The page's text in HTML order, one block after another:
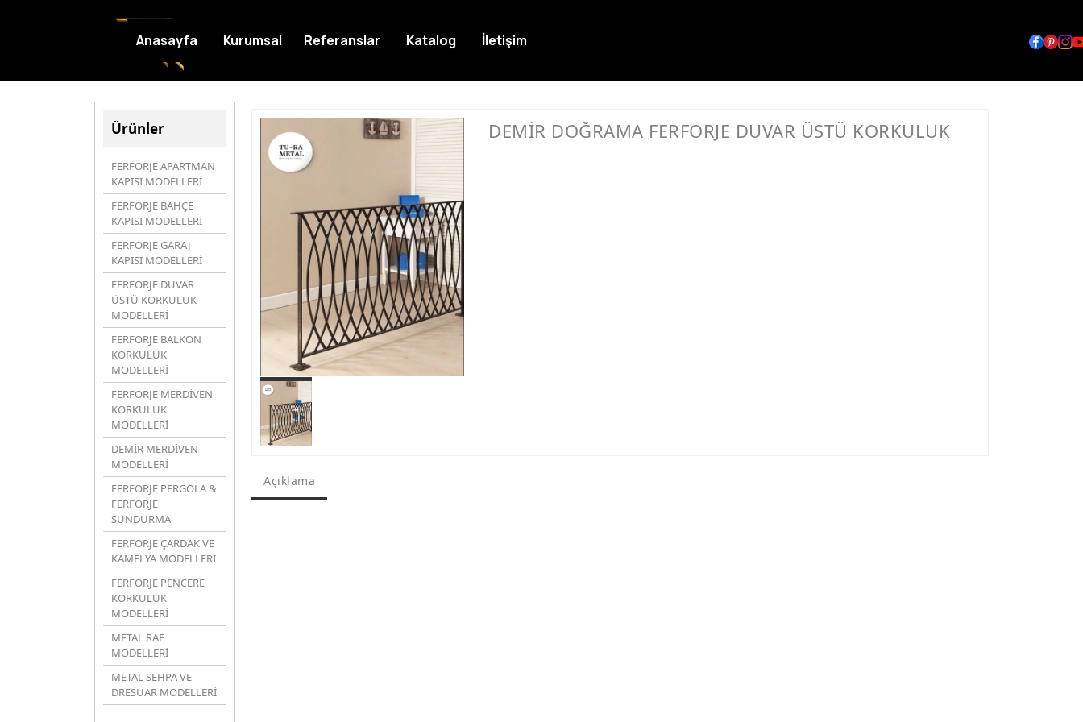
Ürünler
FERFORJE APARTMAN
KAPISI MODELLERİ
FERFORJE BAHÇE
KAPISI MODELLERİ
FERFORJE GARAJ
KAPISI MODELLERİ
FERFORJE DUVAR
ÜSTÜ KORKULUK
MODELLERİ
FERFORJE BALKON
KORKULUK
MODELLERİ
FERFORJE MERDİVEN
KORKULUK
MODELLERİ
DEMİR MERDİVEN
MODELLERİ
FERFORJE PERGOLA &
FERFORJE
SUNDURMA
FERFORJE ÇARDAK VE
KAMELYA MODELLERİ
FERFORJE PENCERE
KORKULUK
MODELLERİ
METAL RAF
MODELLERİ
METAL SEHPA VE
DRESUAR MODELLERİ
DEMİR DOĞRAMA FERFORJE DUVAR ÜSTÜ KORKULUK
Açıklama
Anasayfa Kurumsal Referanslar Katalog İletişim